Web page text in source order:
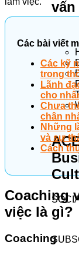
Các bài viết
Các kỹ
trong
Lãnh
cho
Chưa
chân
Những
và sự
Cách
Coaching
việc là gì?
Coaching